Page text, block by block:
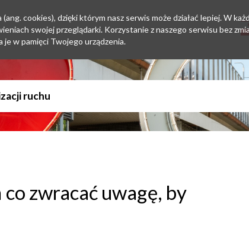
zwracać uwagę, by
cookies), dzięki którym nasz serwis może działać lepiej. W
swojej przeglądarki. Korzystanie z naszego serwisu bez
w pamięci Twojego urządzenia.